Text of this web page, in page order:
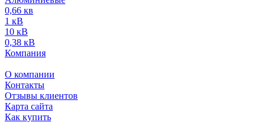
0,66 кв
1 кВ
10 кВ
0,38 кВ
Компания
О компании
Контакты
Отзывы клиентов
Карта сайта
Как купить